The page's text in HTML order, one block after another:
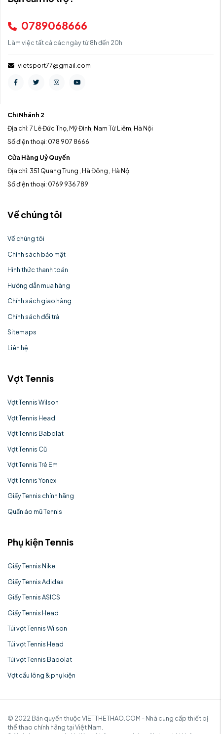
0789068666
Làm việc tất cả các ngày từ 8h đến 20h
vietsport77@gmail.com
Chi Nhánh 2
Địa chỉ: 7 Lê Đức Thọ, Mỹ Đình, Nam Từ Liêm, Hà Nội
Số điện thoại: 078 907 8666
Cửa Hàng Uỷ Quyền
Địa chỉ: 351 Quang Trung , Hà Đông , Hà Nội
Số điện thoại: 0769 936 789
Về chúng tôi
Về chúng tôi
Chính sách bảo mật
Hình thức thanh toán
Hướng dẫn mua hàng
Chính sách giao hàng
Chính sách đổi trả
Sitemaps
Liên hệ
Vợt Tennis
Vợt Tennis Wilson
Vợt Tennis Head
Vợt Tennis Babolat
Vợt Tennis Cũ
Vợt Tennis Trẻ Em
Vợt Tennis Yonex
Giầy Tennis chính hãng
Quần áo mũ Tennis
Phụ kiện Tennis
Giầy Tennis Nike
Giầy Tennis Adidas
Giầy Tennis ASICS
Giầy Tennis Head
Túi vợt Tennis Wilson
Túi vợt Tennis Head
Túi vợt Tennis Babolat
Vợt cầu lông & phụ kiện
© 2022 Bản quyền thuộc VIETTHETHAO.COM - Nhà cung cấp thiết bị
thể thao chính hãng tại Việt Nam.